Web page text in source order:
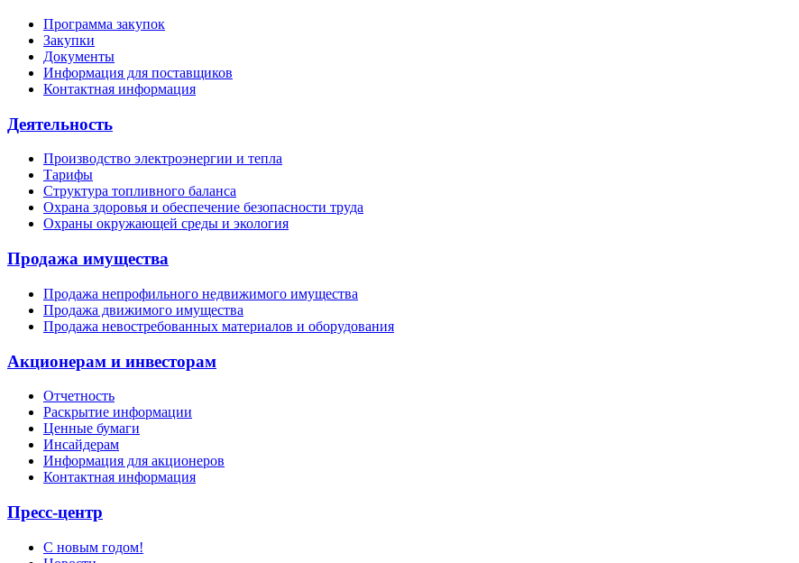
Программа закупок
Закупки
Документы
Информация для поставщиков
Контактная информация
Деятельность
Производство электроэнергии и тепла
Тарифы
Структура топливного баланса
Охрана здоровья и обеспечение безопасности труда
Охраны окружающей среды и экология
Продажа имущества
Продажа непрофильного недвижимого имущества
Продажа движимого имущества
Продажа невостребованных материалов и оборудования
Акционерам и инвесторам
Отчетность
Раскрытие информации
Ценные бумаги
Инсайдерам
Информация для акционеров
Контактная информация
Пресс-центр
С новым годом!